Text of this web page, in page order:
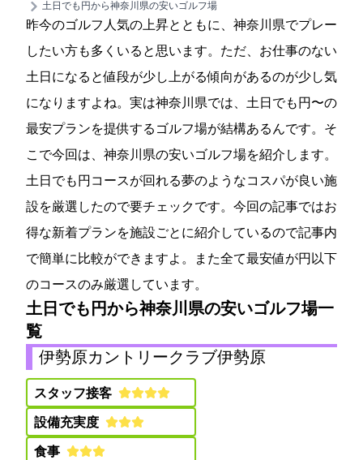
土日でも4655円から!神奈川県の安いゴルフ場
昨今のゴルフ人気の上昇とともに、神奈川県でプレー
したい方も多くいると思います。ただ、お仕事のない
土日になると値段が少し上がる傾向があるのが少し気
になりますよね。実は神奈川県では、土日でも4655円〜の
最安プランを提供するゴルフ場が結構あるんです。そ
こで今回は、神奈川県の安いゴルフ場を紹介します。
土日でも4655円コースが回れる夢のようなコスパが良い施
設を厳選したので要チェックです。今回の記事ではお
得な新着プランを施設ごとに紹介しているので記事内
で簡単に比較ができますよ。また全て最安値が8000円以下
のコースのみ厳選しています。
土日でも4655円から!神奈川県の安いゴルフ場一
覧
伊勢原カントリークラブ(伊勢原CC)
スタッフ接客:
設備充実度:
食事: